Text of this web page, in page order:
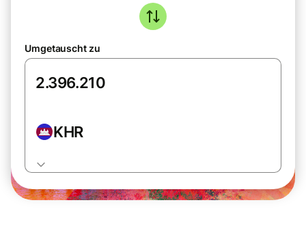
Umgetauscht zu
KHR